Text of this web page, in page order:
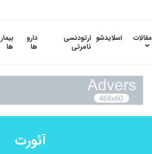
مقالات اسلایدشو ارتودنسی
نامرئی
دارو
ها
ها
آئورت